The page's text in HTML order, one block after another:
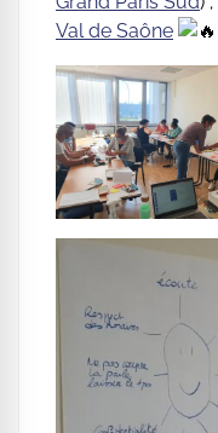
Val de Saône